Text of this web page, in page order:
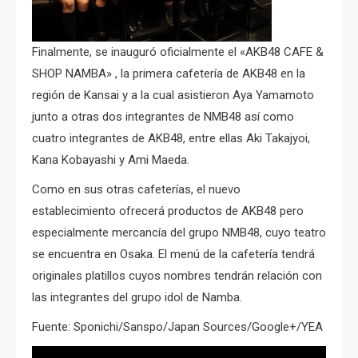
Finalmente, se inauguró oficialmente el «AKB48 CAFE &
SHOP NAMBA» , la primera cafetería de AKB48 en la
región de Kansai y a la cual asistieron Aya Yamamoto
junto a otras dos integrantes de NMB48 así como
cuatro integrantes de AKB48, entre ellas Aki Takajyoi,
Kana Kobayashi y Ami Maeda.
Como en sus otras cafeterías, el nuevo
establecimiento ofrecerá productos de AKB48 pero
especialmente mercancía del grupo NMB48, cuyo teatro
se encuentra en Osaka. El menú de la cafetería tendrá
originales platillos cuyos nombres tendrán relación con
las integrantes del grupo idol de Namba.
Fuente: Sponichi/Sanspo/Japan Sources/Google+/YEA